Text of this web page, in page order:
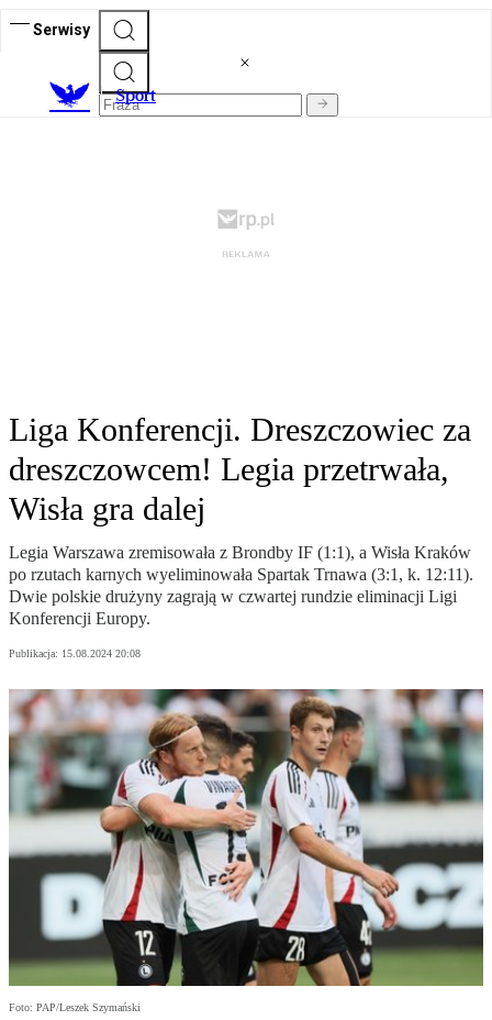
Serwisy
Sport
Liga Konferencji. Dreszczowiec za
dreszczowcem! Legia przetrwała,
Wisła gra dalej
Legia Warszawa zremisowała z Brondby IF (1:1), a Wisła Kraków
po rzutach karnych wyeliminowała Spartak Trnawa (3:1, k. 12:11).
Dwie polskie drużyny zagrają w czwartej rundzie eliminacji Ligi
Konferencji Europy.
Publikacja: 15.08.2024 20:08
Foto: PAP/Leszek Szymański